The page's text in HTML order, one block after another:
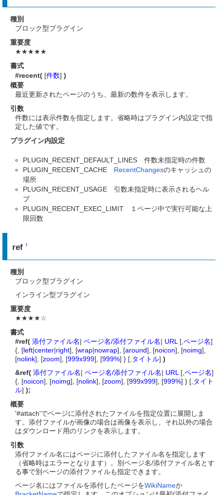
種別
ブロック型プラグイン
重要度
★★★★★
書式
#recent( [件数] )
概要
最近更新されたページのうち、最新の数件を表示します。
引数
件数には表示件数を指定します。省略時はプラグイン内設定で指
定した値です。
プラグイン内設定
PLUGIN_RECENT_DEFAULT_LINES 件数未指定時の件数
PLUGIN_RECENT_CACHE RecentChangesのキャッシュの
場所
PLUGIN_RECENT_USAGE 引数未指定時に表示されるヘル
プ
PLUGIN_RECENT_EXEC_LIMIT １ページ中で実行可能な上
限回数
ref†
種別
ブロック型プラグイン
インライン型プラグイン
重要度
★★★★☆
書式
#ref( 添付ファイル名| ページ名/添付ファイル名| URL [, ページ名]
{, [left|center|right], [wrap|nowrap], [around], [noicon], [noimg],
[nolink], [zoom], [999x999], [999%] } [, タイトル] )
&ref( 添付ファイル名| ページ名/添付ファイル名| URL [, ページ名]
{, [noicon], [noimg], [nolink], [zoom], [999x999], [999%] } [, タイト
ル] );
概要
'#attach'でページに添付されたファイルを指定位置に展開しま
す。添付ファイルが画像の場合は画像を表示し、それ以外の場合
はダウンロード用のリンクを表示します。
引数
添付ファイル名にはページに添付したファイル名を指定します
（省略時はエラーとなります）。別ページ名/添付ファイル名とす
る事で別ページの添付ファイルも指定できます。
ページ名にはファイルを添付したページをWikiNameか